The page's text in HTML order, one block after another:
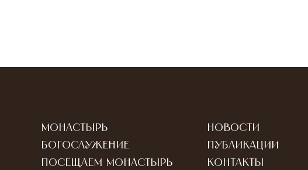
Монастырь
Богослужение
Посещаем монастырь
Новости
Публикации
Контакты